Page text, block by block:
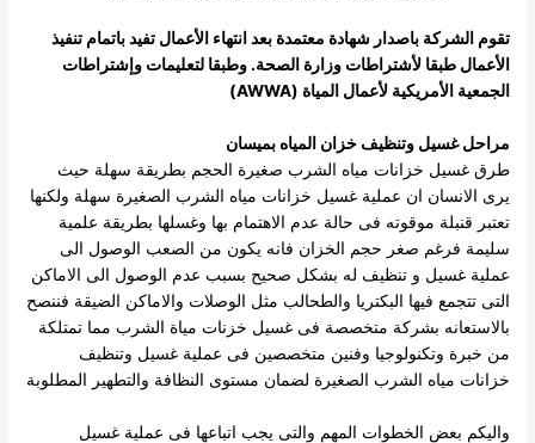
تقوم الشركة باصدار شهادة معتمدة بعد انتهاء الأعمال تفيد باتمام تنفيذ
الأعمال طبقا لأشتراطات وزارة الصحة. وطبقا لتعليمات وإشتراطات
الجمعية الأمريكية لأعمال المياة (AWWA)
مراحل غسيل وتنظيف خزان المياه بميسان
طرق غسيل خزانات مياه الشرب صغيرة الحجم بطريقة سهلة حيث
يرى الانسان ان عملية غسيل خزانات مياه الشرب الصغيرة سهلة ولكنها
تعتبر قنبلة موقوته فى حالة عدم الاهتمام بها وغسلها بطريقة علمية
سليمة فرغم صغر حجم الخزان فانه يكون من الصعب الوصول الى
عملية غسيل و تنظيف له بشكل صحيح بسبب عدم الوصول الى الاماكن
التى تتجمع فيها البكتريا والطحالب مثل الوصلات والاماكن الضيقة فننصح
بالاستعانه بشركة متخصصة فى غسيل خزنات مياة الشرب مما تمتلكة
من خبرة وتكنولوجيا وفنين متخصصين فى عملية غسيل وتنظيف
خزانات مياه الشرب الصغيرة لضمان مستوى النظافة والتطهير المطلوبة
واليكم بعض الخطوات المهم والتى يجب اتباعها فى عملية غسيل